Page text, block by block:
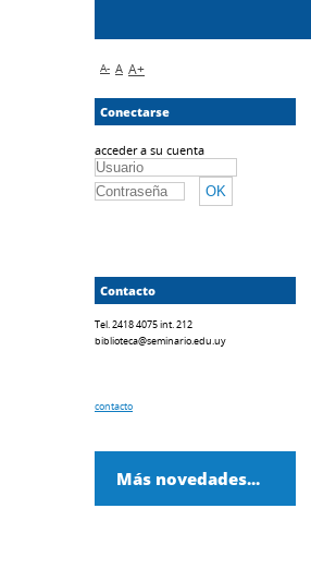
A- A A+
Conectarse
acceder a su cuenta
Contacto
Tel. 2418 4075 int. 212
biblioteca@seminario.edu.uy
contacto
Más novedades...